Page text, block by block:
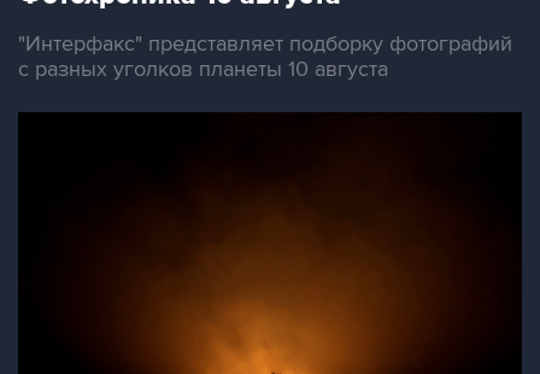
"Интерфакс" представляет подборку фотографий
с разных уголков планеты 10 августа